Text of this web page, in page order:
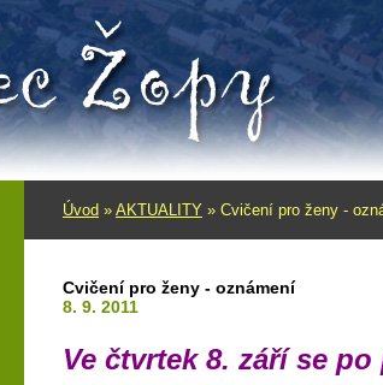
Úvod » AKTUALITY » Cvičení pro ženy -
Cvičení pro ženy - oznámení
8. 9. 2011
Ve čtvrtek 8. září se